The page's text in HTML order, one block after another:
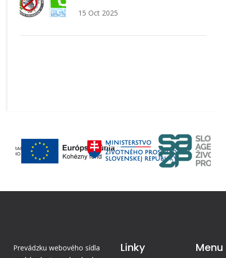
15 Oct 2025
Prevádzku webového sídla
Linky Menu